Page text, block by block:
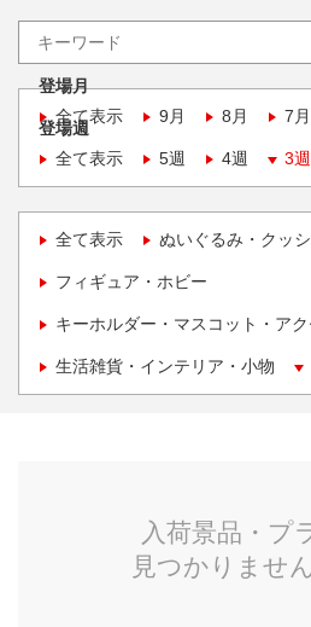
登場月
全て表示
9月 8月 7月
登場週
全て表示
5週 4週 3週
全て表示 ぬいぐるみ・クッ
フィギュア・ホビー
キーホルダー・マスコット・ア
生活雑貨・インテリア・小物